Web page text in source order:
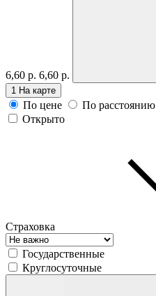
6,60 р. 6,60 р.
1 На карте
По цене
По расстоянию
Открыто
Страховка
Государственные
Круглосуточные